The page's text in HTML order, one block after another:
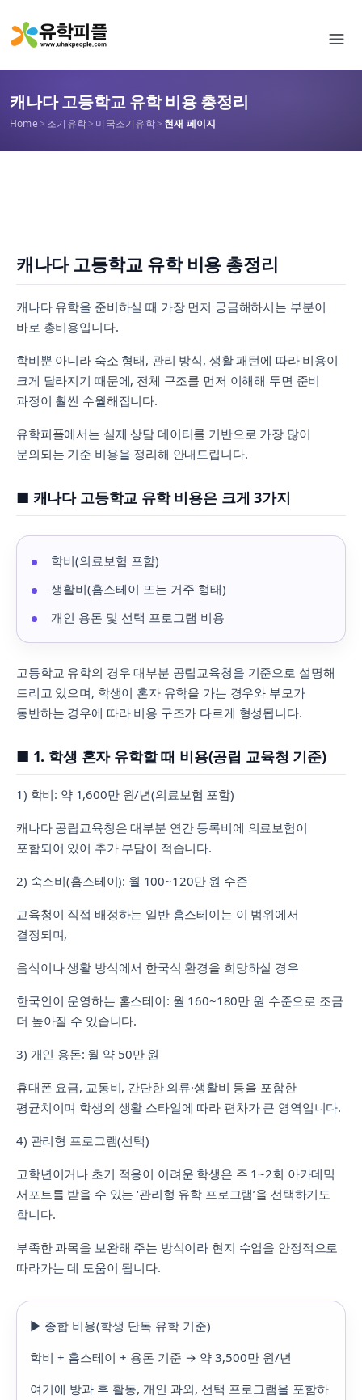
캐나다 고등학교 유학 비용 총정리
Home> 조기유학> 미국조기유학> 현재 페이지
캐나다 고등학교 유학 비용 총정리
캐나다 유학을 준비하실 때 가장 먼저 궁금해하시는 부분이
바로 총비용입니다.
학비뿐 아니라 숙소 형태, 관리 방식, 생활 패턴에 따라 비용이
크게 달라지기 때문에, 전체 구조를 먼저 이해해 두면 준비
과정이 훨씬 수월해집니다.
유학피플에서는 실제 상담 데이터를 기반으로 가장 많이
문의되는 기준 비용을 정리해 안내드립니다.
■ 캐나다 고등학교 유학 비용은 크게 3가지
학비(의료보험 포함)
생활비(홈스테이 또는 거주 형태)
개인 용돈 및 선택 프로그램 비용
고등학교 유학의 경우 대부분 공립교육청을 기준으로 설명해
드리고 있으며, 학생이 혼자 유학을 가는 경우와 부모가
동반하는 경우에 따라 비용 구조가 다르게 형성됩니다.
■ 1. 학생 혼자 유학할 때 비용(공립 교육청 기준)
1) 학비: 약 1,600만 원/년(의료보험 포함)
캐나다 공립교육청은 대부분 연간 등록비에 의료보험이
포함되어 있어 추가 부담이 적습니다.
2) 숙소비(홈스테이): 월 100~120만 원 수준
교육청이 직접 배정하는 일반 홈스테이는 이 범위에서
결정되며,
음식이나 생활 방식에서 한국식 환경을 희망하실 경우
한국인이 운영하는 홈스테이: 월 160~180만 원 수준으로 조금
더 높아질 수 있습니다.
3) 개인 용돈: 월 약 50만 원
휴대폰 요금, 교통비, 간단한 의류·생활비 등을 포함한
평균치이며 학생의 생활 스타일에 따라 편차가 큰 영역입니다.
4) 관리형 프로그램(선택)
고학년이거나 초기 적응이 어려운 학생은 주 1~2회 아카데믹
서포트를 받을 수 있는 ‘관리형 유학 프로그램’을 선택하기도
합니다.
부족한 과목을 보완해 주는 방식이라 현지 수업을 안정적으로
따라가는 데 도움이 됩니다.
▶ 종합 비용(학생 단독 유학 기준)
학비 + 홈스테이 + 용돈 기준 → 약 3,500만 원/년
여기에 방과 후 활동, 개인 과외, 선택 프로그램을 포함하